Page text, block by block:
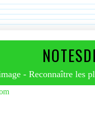
- Reconnaître les